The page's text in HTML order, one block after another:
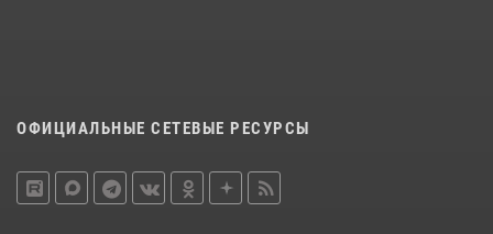
ОФИЦИАЛЬНЫЕ СЕТЕВЫЕ РЕСУРСЫ